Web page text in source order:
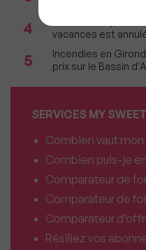
4
Incendies : Quels
vacances est
5
Incendies en
prix sur le Bassin
SERVICES MY
Combien vaut mon
Combien puis-je
Comparateur de
Comparateur de
Comparateur
Résiliez vos